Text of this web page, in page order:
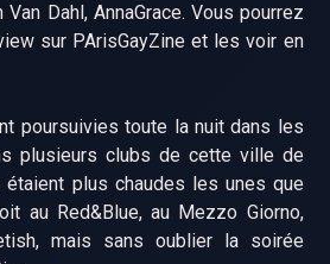
Van Dahl, AnnaGrace. Vous pourrez
sur PArisGayZine et les voir en
poursuivies toute la nuit dans les
plusieurs clubs de cette ville de
étaient plus chaudes les unes que
au Red&Blue, au Mezzo Giorno,
mais sans oublier la soirée